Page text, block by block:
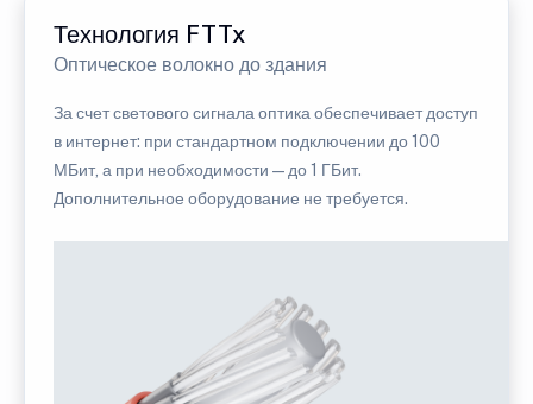
Технология FTTx
Оптическое волокно до здания
За счет светового сигнала оптика обеспечивает доступ
в интернет: при стандартном подключении до 100
МБит, а при необходимости — до 1 ГБит.
Дополнительное оборудование не требуется.